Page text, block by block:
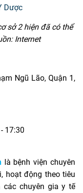
sở 2 hiện đã có thể
Internet
Ngũ Lão, Quận 1,
17:30
là bệnh viện chuyên
hoạt động theo tiêu
chuyên gia y tế